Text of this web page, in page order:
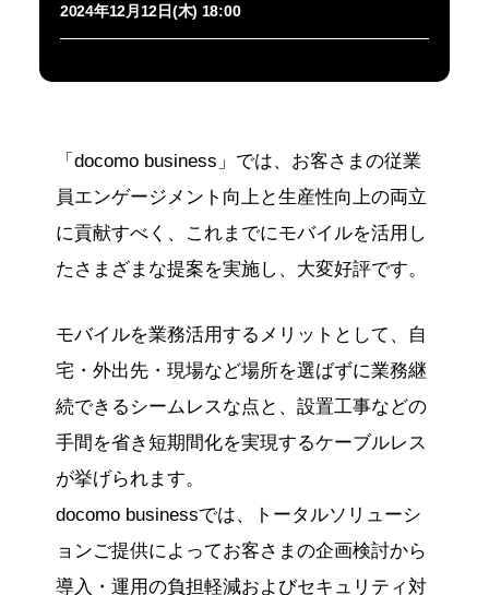
2024年12月12日(木) 18:00
「docomo business」では、お客さまの従業
員エンゲージメント向上と生産性向上の両立
に貢献すべく、これまでにモバイルを活用し
たさまざまな提案を実施し、大変好評です。
モバイルを業務活用するメリットとして、自
宅・外出先・現場など場所を選ばずに業務継
続できるシームレスな点と、設置工事などの
手間を省き短期間化を実現するケーブルレス
が挙げられます。
docomo businessでは、トータルソリューシ
ョンご提供によってお客さまの企画検討から
導入・運用の負担軽減およびセキュリティ対